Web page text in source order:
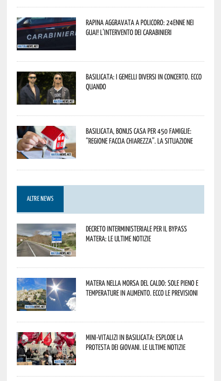
Rapina aggravata a Policoro: 24enne nei
guai! L’intervento dei Carabinieri
Basilicata: i Gemelli DiVersi in concerto. Ecco
quando
Basilicata, Bonus casa per 450 famiglie:
“Regione faccia chiarezza”. La situazione
ALTRE NEWS
Decreto interministeriale per il Bypass
Matera: le ultime notizie
Matera nella morsa del caldo: sole pieno e
temperature in aumento. Ecco le previsioni
Mini-vitalizi in Basilicata: esplode la
protesta dei giovani. Le ultime notizie